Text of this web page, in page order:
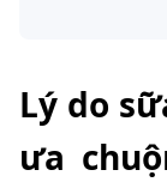
Lý do
ưa